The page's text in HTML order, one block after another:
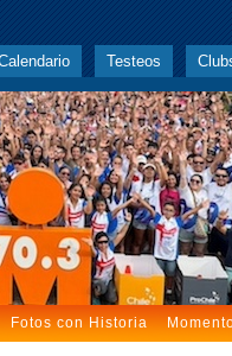
Testeos
Fotos con Historia